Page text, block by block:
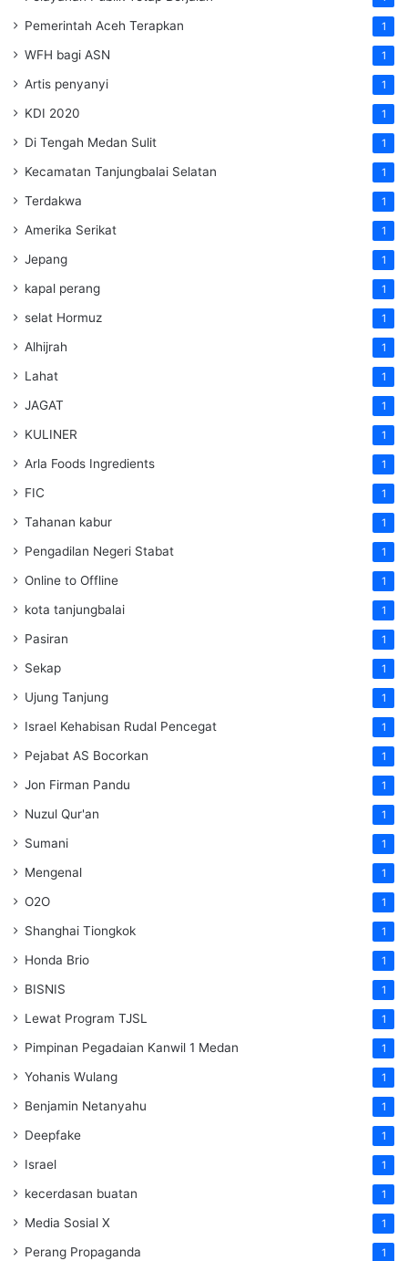
Pemerintah Aceh Terapkan 1
WFH bagi ASN 1
Artis penyanyi 1
KDI 2020 1
Di Tengah Medan Sulit 1
Kecamatan Tanjungbalai Selatan 1
Terdakwa 1
Amerika Serikat 1
Jepang 1
kapal perang 1
selat Hormuz 1
Alhijrah 1
Lahat 1
JAGAT 1
KULINER 1
Arla Foods Ingredients 1
FIC 1
Tahanan kabur 1
Pengadilan Negeri Stabat 1
Online to Offline 1
kota tanjungbalai 1
Pasiran 1
Sekap 1
Ujung Tanjung 1
Israel Kehabisan Rudal Pencegat 1
Pejabat AS Bocorkan 1
Jon Firman Pandu 1
Nuzul Qur'an 1
Sumani 1
Mengenal 1
O2O 1
Shanghai Tiongkok 1
Honda Brio 1
BISNIS 1
Lewat Program TJSL 1
Pimpinan Pegadaian Kanwil 1 Medan 1
Yohanis Wulang 1
Benjamin Netanyahu 1
Deepfake 1
Israel 1
kecerdasan buatan 1
Media Sosial X 1
Perang Propaganda 1